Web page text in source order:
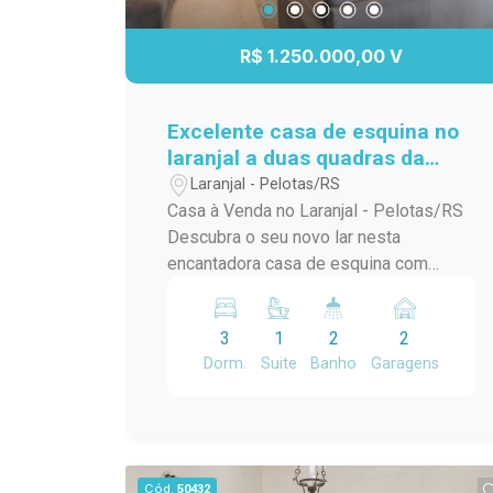
R$ 1.250.000,00 V
Excelente casa de esquina no
laranjal a duas quadras da
praiaLaranjal - Pelotas/RS
Casa à Venda no Laranjal - Pelotas/RS
Descubra o seu novo lar nesta
encantadora casa de esquina com
Maria da Fontoura, a apenas uma quadra
da beira da praia. Com 240 m² de área
construída, este sobrado é ideal para
todos os utensílios necessários e uma
3
Dorm.
1
Suite
2
Banho
2
Garagens
Cód. 50432